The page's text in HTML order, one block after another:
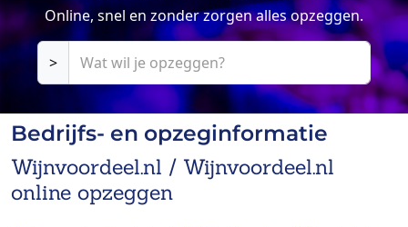
Online, snel en zonder zorgen alles opzeggen.
>
Bedrijfs- en opzeginformatie
Wijnvoordeel.nl / Wijnvoordeel.nl
online opzeggen